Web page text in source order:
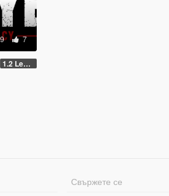
7
1.2 Legacy and Enhanced
Свържете се